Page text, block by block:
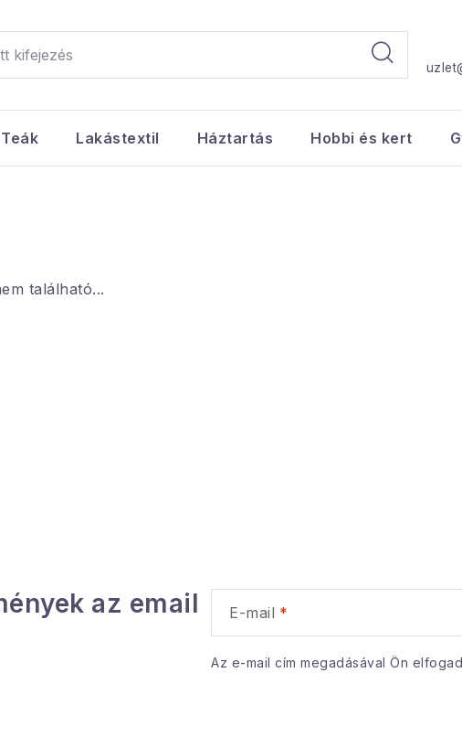
Teák Lakástextil Háztartás Hobbi és kert
található...
az email
E-mail
Az e-mail cím megadásával Ön